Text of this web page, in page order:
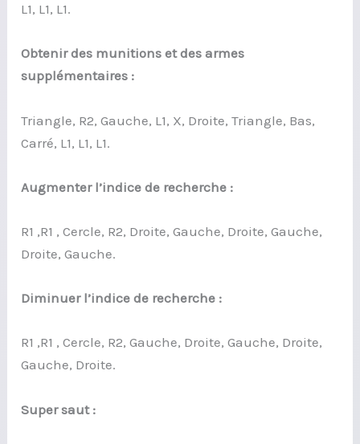
L1, L1, L1.
Obtenir des munitions et des armes
supplémentaires :
Triangle, R2, Gauche, L1, X, Droite, Triangle, Bas,
Carré, L1, L1, L1.
Augmenter l’indice de recherche :
R1 ,R1 , Cercle, R2, Droite, Gauche, Droite, Gauche,
Droite, Gauche.
Diminuer l’indice de recherche :
R1 ,R1 , Cercle, R2, Gauche, Droite, Gauche, Droite,
Gauche, Droite.
Super saut :